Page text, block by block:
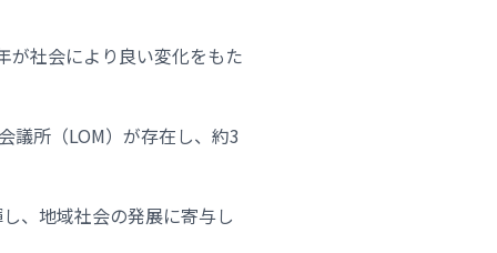
社会により良い変化をもた
議所（LOM）が存在し、約3
、地域社会の発展に寄与し